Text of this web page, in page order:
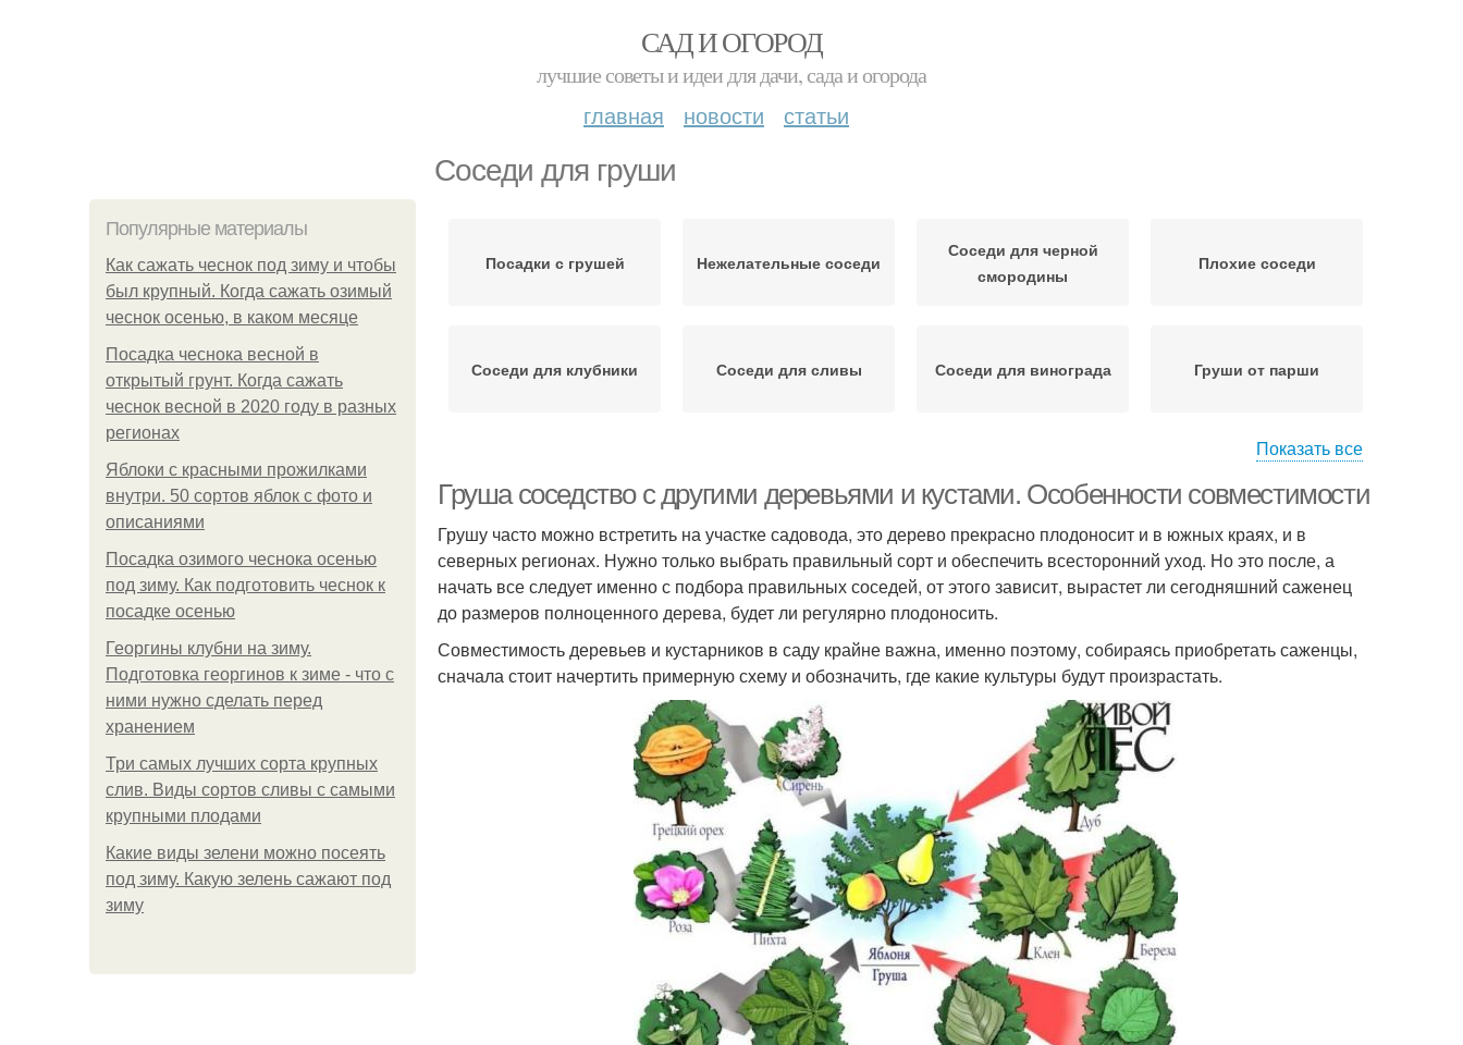
САД И ОГОРОД
лучшие советы и идеи для дачи, сада и огорода
главная новости статьи
Соседи для груши
Популярные материалы
Как сажать чеснок под зиму и чтобы
был крупный. Когда сажать озимый
чеснок осенью, в каком месяце
Посадка чеснока весной в
открытый грунт. Когда сажать
чеснок весной в 2020 году в разных
регионах
Яблоки с красными прожилками
внутри. 50 сортов яблок с фото и
описаниями
Посадка озимого чеснока осенью
под зиму. Как подготовить чеснок к
посадке осенью
Георгины клубни на зиму.
Подготовка георгинов к зиме - что с
ними нужно сделать перед
хранением
Три самых лучших сорта крупных
слив. Виды сортов сливы с самыми
крупными плодами
Какие виды зелени можно посеять
под зиму. Какую зелень сажают под
зиму
Посадки с грушей Нежелательные соседи
Соседи для черной
смородины
Плохие соседи
Соседи для клубники Соседи для сливы Соседи для винограда Груши от парши
Показать все
Груша соседство с другими деревьями и кустами. Особенности совместимости
Грушу часто можно встретить на участке садовода, это дерево прекрасно плодоносит и в южных краях, и в
северных регионах. Нужно только выбрать правильный сорт и обеспечить всесторонний уход. Но это после, а
начать все следует именно с подбора правильных соседей, от этого зависит, вырастет ли сегодняшний саженец
до размеров полноценного дерева, будет ли регулярно плодоносить.
Совместимость деревьев и кустарников в саду крайне важна, именно поэтому, собираясь приобретать саженцы,
сначала стоит начертить примерную схему и обозначить, где какие культуры будут произрастать.